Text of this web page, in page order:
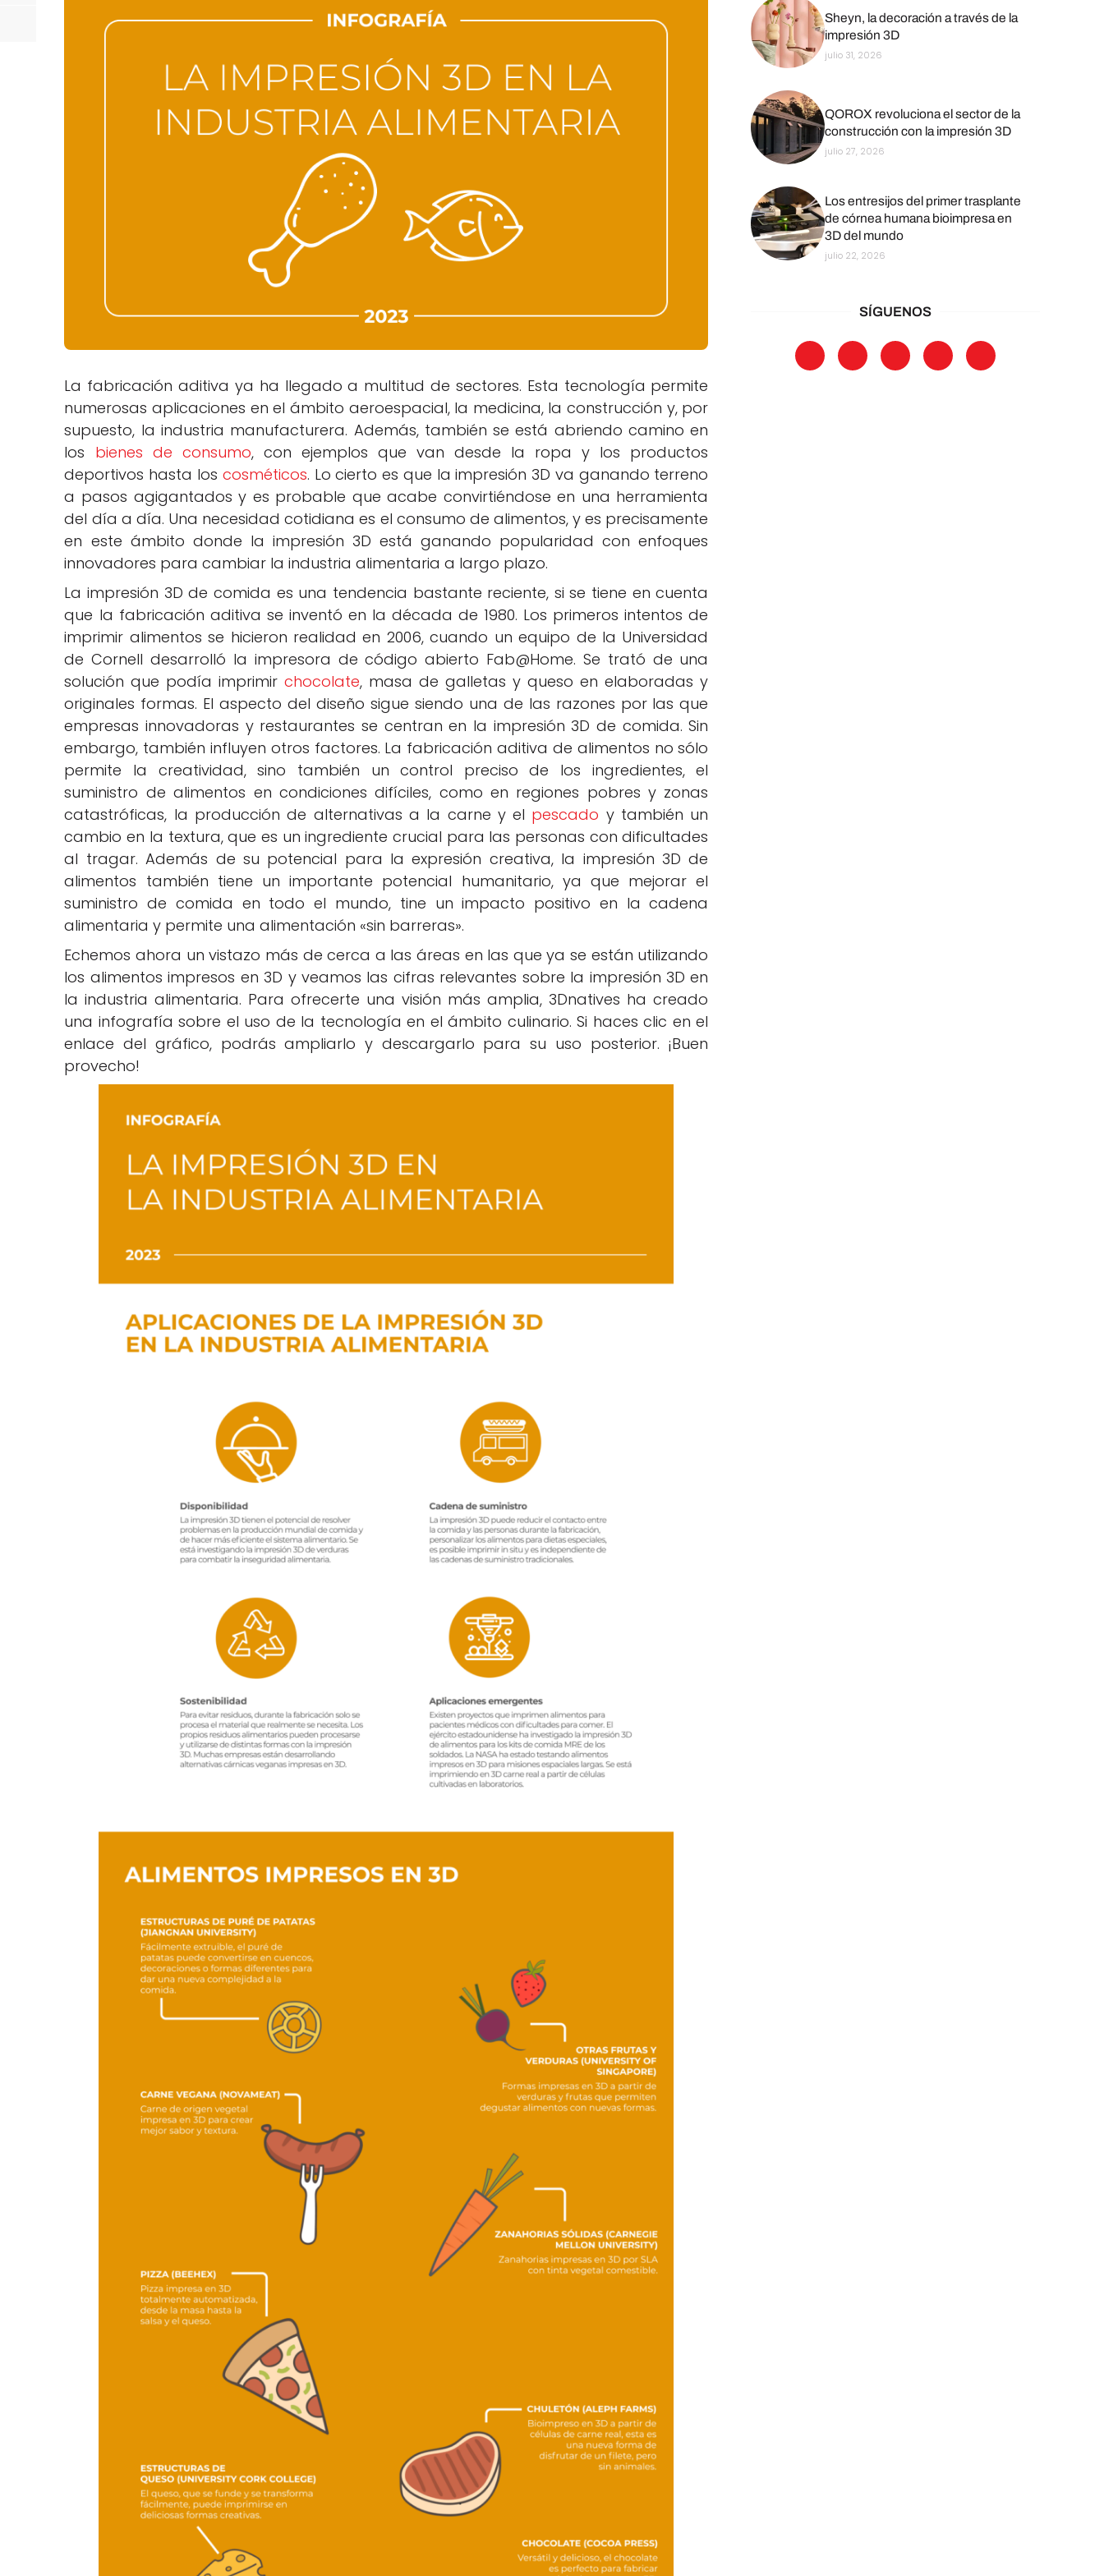
Negocios
Softwares 3D
Vídeos
La fabricación aditiva ya ha llegado a multitud de sectores. Esta tecnología permite
numerosas aplicaciones en el ámbito aeroespacial, la medicina, la construcción y, por
supuesto, la industria manufacturera. Además, también se está abriendo camino en
los bienes de consumo, con ejemplos que van desde la ropa y los productos
deportivos hasta los cosméticos. Lo cierto es que la impresión 3D va ganando terreno
a pasos agigantados y es probable que acabe convirtiéndose en una herramienta
del día a día. Una necesidad cotidiana es el consumo de alimentos, y es precisamente
en este ámbito donde la impresión 3D está ganando popularidad con enfoques
innovadores para cambiar la industria alimentaria a largo plazo.
La impresión 3D de comida es una tendencia bastante reciente, si se tiene en cuenta
que la fabricación aditiva se inventó en la década de 1980. Los primeros intentos de
imprimir alimentos se hicieron realidad en 2006, cuando un equipo de la Universidad
de Cornell desarrolló la impresora de código abierto Fab@Home. Se trató de una
solución que podía imprimirchocolate, masa de galletas y queso en elaboradas y
originales formas. El aspecto del diseño sigue siendo una de las razones por las que
empresas innovadoras y restaurantes se centran en la impresión 3D de comida. Sin
embargo, también influyen otros factores. La fabricación aditiva de alimentos no sólo
permite la creatividad, sino también un control preciso de los ingredientes, el
suministro de alimentos en condiciones difíciles, como en regiones pobres y zonas
catastróficas, la producción de alternativas a la carne y el pescado y también un
cambio en la textura, que es un ingrediente crucial para las personas con dificultades
al tragar. Además de su potencial para la expresión creativa, la impresión 3D de
alimentos también tiene un importante potencial humanitario, ya que mejorar el
suministro de comida en todo el mundo, tine un impacto positivo en la cadena
alimentaria y permite una alimentación «sin barreras».
Echemos ahora un vistazo más de cerca a las áreas en las que ya se están utilizando
los alimentos impresos en 3D y veamos las cifras relevantes sobre la impresión 3D en
la industria alimentaria. Para ofrecerte una visión más amplia, 3Dnatives ha creado
una infografía sobre el uso de la tecnología en el ámbito culinario. Si haces clic en el
enlace del gráfico, podrás ampliarlo y descargarlo para su uso posterior. ¡Buen
provecho!
Sheyn, la decoración a través de la
impresión 3D
julio 31, 2026
QOROX revoluciona el sector de la
construcción con la impresión 3D
julio 27, 2026
Los entresijos del primer trasplante
de córnea humana bioimpresa en
3D del mundo
julio 22, 2026
SÍGUENOS